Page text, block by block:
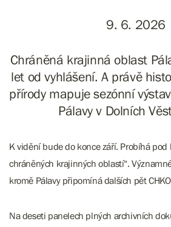
9. 6. 2026
Chráněná krajinná oblast
let od vyhlášení. A právě
přírody mapuje sezónní
Pálavy v Dolních
K vidění bude do konce září. Probíhá pod
chráněných krajinných oblastí“.
kromě Pálavy připomíná dalších pět
Na deseti panelech plných archivních